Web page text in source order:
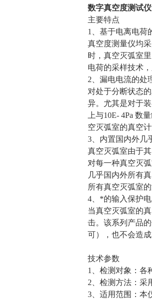
数字真空度测试
主要特点
1、基于电离电荷
真空度测量仪均
时，真空灭弧室
电荷的采样技术
2、漏电电流的处
对处于分断状态
异。尤其是对于
上与10E- 4Pa
空灭弧室的真空
3、内置国内外几
真空灭弧室由于
对每一种真空灭
几乎国内外所有
所有真空灭弧室
4、*的输入保护
当真空灭弧室的
击。该系列产品
可），也不会造
技术参数
1、检测对象：各
2、检测方法：采
3、适用范围：本